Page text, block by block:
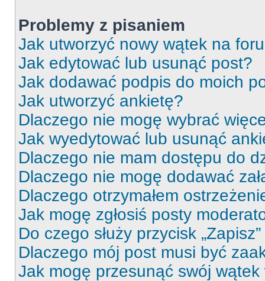
Problemy z pisaniem
Jak utworzyć nowy wątek na
Jak edytować lub usunąć post?
Jak dodawać podpis do moich
Jak utworzyć ankietę?
Dlaczego nie mogę wybrać
Jak wyedytować lub usunąć
Dlaczego nie mam dostępu do
Dlaczego nie mogę dodawać
Dlaczego otrzymałem
Jak mogę zgłosiś posty
Do czego służy przycisk
Dlaczego mój post musi być
Jak mogę przesunąć swój wątek